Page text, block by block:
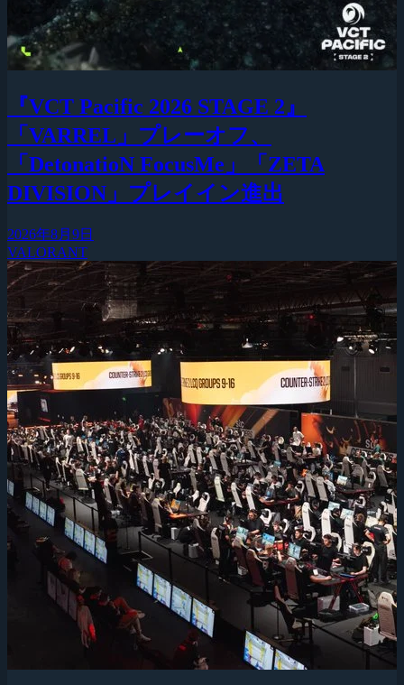
『VCT Pacific 2026 STAGE 2』
「VARREL」プレーオフ、
「DetonatioN FocusMe」「ZETA
DIVISION」プレイイン進出
2026年8月9日
VALORANT